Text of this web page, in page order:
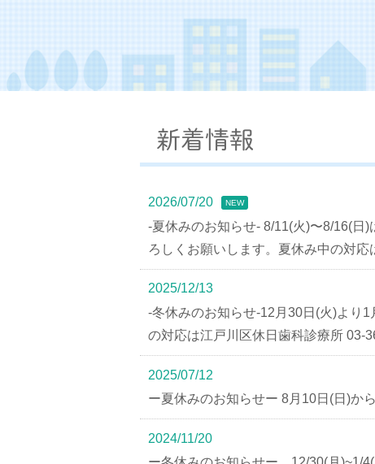
新着情報
2026/07/20 NEW
-夏休みのお知らせ- 8/11(火)〜8/16(日
ろしくお願いします。夏休み中の対応
2025/12/13
-冬休みのお知らせ-12月30日(火)より
の対応は江戸川区休日歯科診療所 03-
2025/07/12
ー夏休みのお知らせー 8月10日(日)か
2024/11/20